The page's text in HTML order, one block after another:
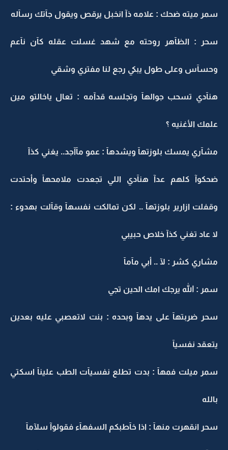
سمر ميته ضحك : علامه ذآ انخبل يرقص ويقول جآتك رسآله
سحر : الظآهر روحته مع شهد غسلت عقله كآن نآعم
وحسآس وعلى طول يبكي رجع لنا مفتري وشقي
هنآدي تسحب جوالهآ وتجلسه قدآمه : تعال ياخالتو مين
علمك الأغنيه ؟
مشآري يمسك بلوزتهآ ويشدهآ : عمو مآآجد.. يغني كذآ
ضحكوآ كلهم عدآ هنآدي اللي تجعدت ملامحهآ وأحتدت
وقفلت ازارير بلوزتهآ .. لكن تمالكت نفسهآ وقآلت بهدوء :
لا عاد تغني كذآ خلاص حبيبي
مشاري كشر : لآ .. أبي مآمآ
سمر : الله يرجك امك الحين تجي
سحر ضربتهآ على يدهآ وبحده : بنت لاتعصبي عليه بعدين
يتعقد نفسيآ
سمر ميلت فمهآ : بدت تطلع نفسيآت الطب علينآ اسكتي
بالله
سحر انقهرت منهآ : اذا خآطبكم السفهآء فقولوآ سلآمآ